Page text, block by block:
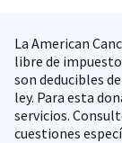
La American
libre de
son deducibles
ley. Para esta
servicios.
cuestiones